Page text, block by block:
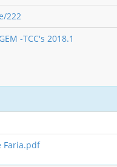
222
-TCC's 2018.1
Faria.pdf